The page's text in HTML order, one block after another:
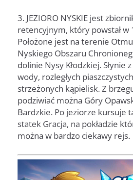
3. JEZIORO NYSKIE jest
retencyjnym, który powstał w
Położone jest na terenie
Nyskiego Obszaru
dolinie Nysy Kłodzkiej. Słynie
wody, rozległych
strzeżonych kąpielisk. Z
podziwiać można Góry
Bardzkie. Po jeziorze kursuje
statek Gracja, na pokładzie
można w bardzo ciekawy rejs.